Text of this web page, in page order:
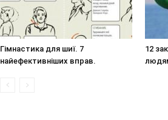
Гімнастика для шиї. 7
найефективніших вправ.
12